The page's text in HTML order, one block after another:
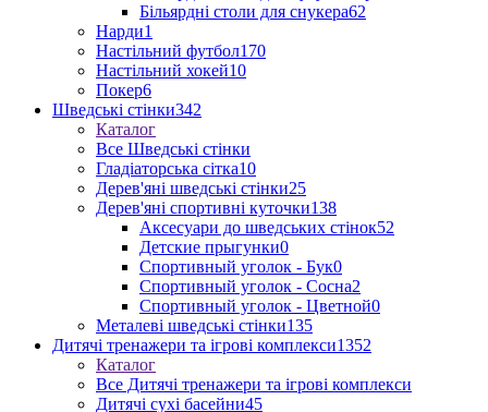
Більярдні столи для снукера62
Нарди1
Настільний футбол170
Настільний хокей10
Покер6
Шведські стінки342
Каталог
Все Шведські стінки
Гладіаторська сітка10
Дерев'яні шведські стінки25
Дерев'яні спортивні куточки138
Аксесуари до шведських стінок52
Детские прыгунки0
Спортивный уголок - Бук0
Спортивный уголок - Сосна2
Спортивный уголок - Цветной0
Металеві шведські стінки135
Дитячі тренажери та ігрові комплекси1352
Каталог
Все Дитячі тренажери та ігрові комплекси
Дитячі сухі басейни45